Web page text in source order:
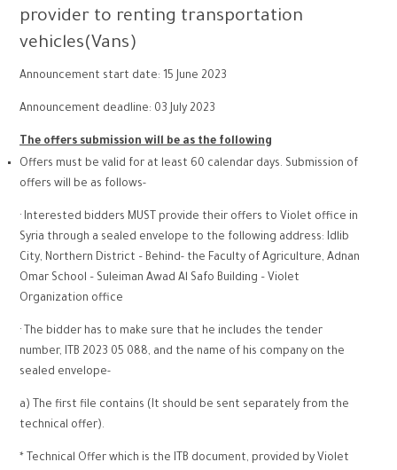
provider to renting transportation
vehicles(Vans)
Announcement start date: 15 June 2023
Announcement deadline: 03 July 2023
The offers submission will be as the following
Offers must be valid for at least 60 calendar days. Submission of
offers will be as follows-
· Interested bidders MUST provide their offers to Violet office in
Syria through a sealed envelope to the following address: Idlib
City, Northern District – Behind- the Faculty of Agriculture, Adnan
Omar School – Suleiman Awad Al Safo Building – Violet
Organization office
· The bidder has to make sure that he includes the tender
number, ITB 2023 05 088, and the name of his company on the
sealed envelope-
a) The first file contains (It should be sent separately from the
technical offer).
* Technical Offer which is the ITB document, provided by Violet